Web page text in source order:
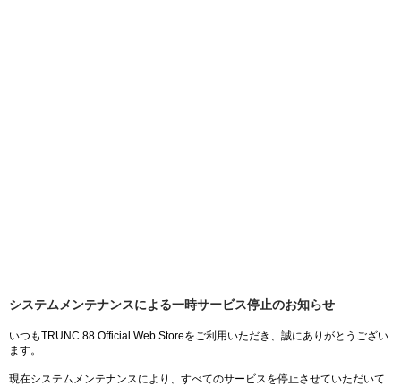
システムメンテナンスによる一時サービス停止のお知らせ
いつもTRUNC 88 Official Web Storeをご利用いただき、誠にありがとうござい
ます。
現在システムメンテナンスにより、すべてのサービスを停止させていただいて